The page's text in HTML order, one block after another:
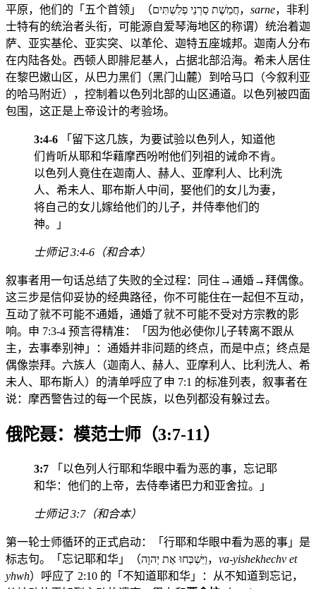
平原，他们的「五个首领」（חֲמֵשֶׁת סַרְנֵי פְלִשְׁתִּים， sarne，非利
士特有的统治者头衔，可能源自爱琴海地区的称谓）统治着迦
萨、亚实基伦、亚实突、以革伦、迦特五座城邦。迦南人分布
在内陆各处。西顿人即腓尼基人，占据北部沿海。希未人居住
在黎巴嫩山区，从巴力黑们（黑门山麓）到哈马口（今叙利亚
的哈马附近），控制着以色列北部的山区通道。以色列被四面
包围，这正是上帝设计的考验场。
3:4-6 「留下这几族，为要试验以色列人，知道他
们肯听从耶和华藉摩西吩咐他们列祖的诫命不肯。
以色列人竟住在迦南人、赫人、亚摩利人、比利洗
人、希未人、耶布斯人中间，娶他们的女儿为妻，
将自己的女儿嫁给他们的儿子，并侍奉他们的
神。」
士师记 3:4-6（和合本）
叙事者用一句话总结了失败的全过程：同住→通婚→拜偶像。
这三步是信仰妥协的经典路径，你不可能住在一起但不互动，
互动了就不可能不通婚，通婚了就不可能不受对方宗教的影
响。申 7:3-4 预言得精准：「因为他必使你儿子转离不跟从
主，去事奉别神」：通婚并非问题的终点，而是中点；终点是
偶像崇拜。六族人（迦南人、赫人、亚摩利人、比利洗人、希
未人、耶布斯人）的清单呼应了申 7:1 的标准列表，叙事者在
说：摩西警告过的每一个民族，以色列都没有躲过去。
俄陀聂：模范士师（3:7-11）
3:7 「以色列人行耶和华眼中看为恶的事，忘记耶
和华：他们的上帝，去侍奉诸巴力和亚舍拉。」
士师记 3:7（和合本）
第一轮士师循环的正式启动：「行耶和华眼中看为恶的事」是
标志句。「忘记耶和华」（וַיִּשְׁכְּחוּ אֶת יְהוָה， va-yishekhechv et
yhwh）呼应了 2:10 的「不知道耶和华」：从不知道到忘记，